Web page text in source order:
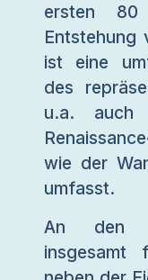
ersten
Entstehung
ist eine
des
u.a. auch
wie der
umfasst.
An den
insgesamt